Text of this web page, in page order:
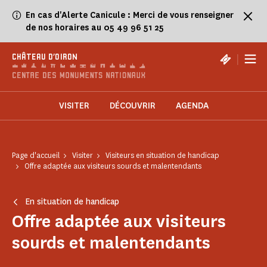
En cas d'Alerte Canicule : Merci de vous renseigner
de nos horaires au 05 49 96 51 25
CHÂTEAU D'OIRON |
VISITER DÉCOUVRIR AGENDA
Page d'accueil Visiter
Visiteurs en situation de handicap
Offre adaptée aux visiteurs sourds et malentendants
En situation de handicap
Offre adaptée aux visiteurs
sourds et malentendants